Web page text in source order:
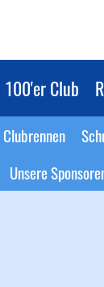
100'er Club
Clubrennen
Unsere